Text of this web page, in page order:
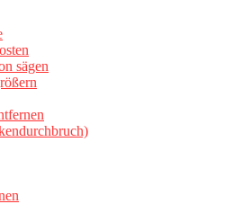
sägen